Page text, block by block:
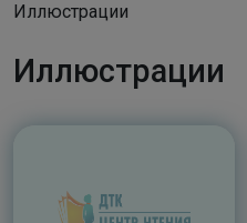
Иллюстрации
Иллюстрации